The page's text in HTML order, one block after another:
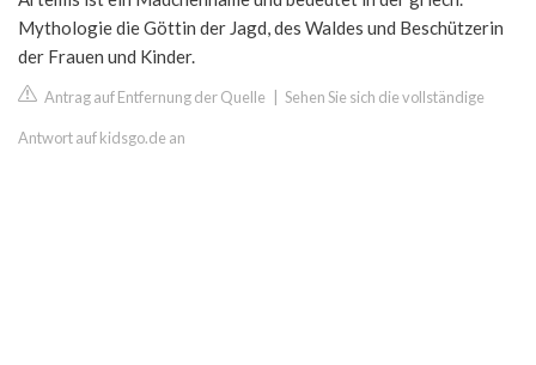
Mythologie die Göttin der Jagd, des Waldes und Beschützerin
der Frauen und Kinder.
Antrag auf Entfernung der Quelle Sehen Sie sich die vollständige
Antwort auf kidsgo.de an